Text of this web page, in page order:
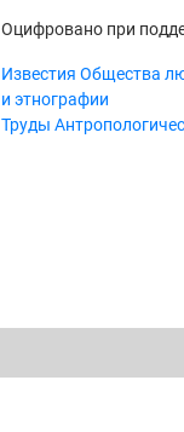
Оцифровано при
Известия Общества
и этнографии
Труды